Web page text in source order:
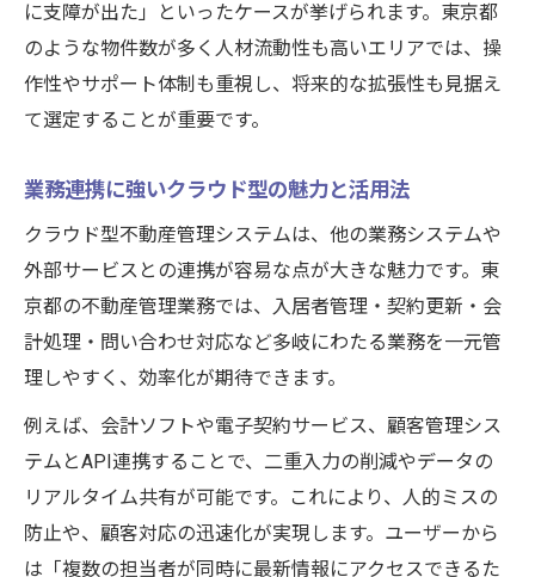
に支障が出た」といったケースが挙げられます。東京都
のような物件数が多く人材流動性も高いエリアでは、操
作性やサポート体制も重視し、将来的な拡張性も見据え
て選定することが重要です。
業務連携に強いクラウド型の魅力と活用法
クラウド型不動産管理システムは、他の業務システムや
外部サービスとの連携が容易な点が大きな魅力です。東
京都の不動産管理業務では、入居者管理・契約更新・会
計処理・問い合わせ対応など多岐にわたる業務を一元管
理しやすく、効率化が期待できます。
例えば、会計ソフトや電子契約サービス、顧客管理シス
テムとAPI連携することで、二重入力の削減やデータの
リアルタイム共有が可能です。これにより、人的ミスの
防止や、顧客対応の迅速化が実現します。ユーザーから
は「複数の担当者が同時に最新情報にアクセスできるた